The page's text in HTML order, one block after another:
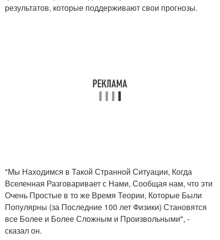
результатов, которые поддерживают свои прогнозы.
"Мы Находимся в Такой Странной Ситуации, Когда
Вселенная Разговаривает с Нами, Сообщая нам, что эти
Очень Простые в то же Время Теории, Которые Были
Популярны (за Последние 100 лет Физики) Становятся
все Более и Более Сложным и Произвольными", -
сказал он.